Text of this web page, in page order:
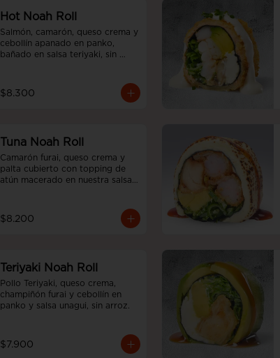
Hot Noah Roll
Salmón, camarón, queso crema y
cebollín apanado en panko,
bañado en salsa teriyaki, sin
$8.300
Tuna Noah Roll
Camarón furai, queso crema y
palta cubierto con topping de
atún macerado en nuestra salsa
$8.200
Teriyaki Noah Roll
Pollo Teriyaki, queso crema,
champiñón furai y cebollín en
panko y salsa unagui, sin arroz.
$7.900